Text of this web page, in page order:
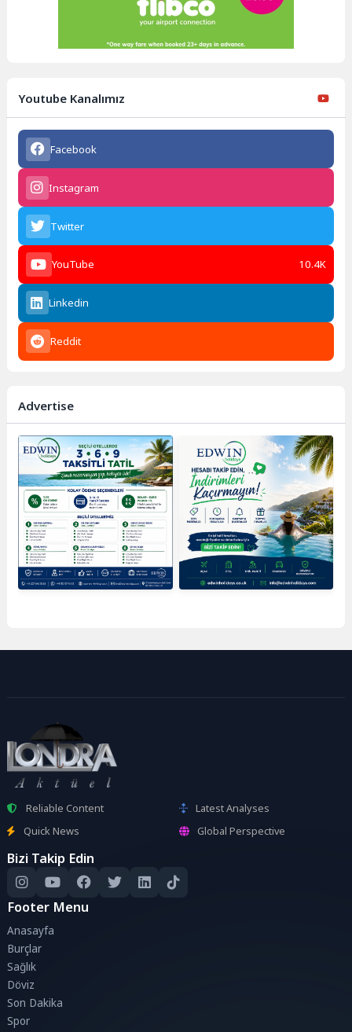
Youtube Kanalımız
Facebook
Instagram
Twitter
YouTube 10.4K
Linkedin
Reddit
Advertise
Reliable Content
Latest Analyses
Quick News
Global Perspective
Bizi Takip Edin
Footer Menu
Anasayfa
Burçlar
Sağlık
Döviz
Son Dakika
Spor